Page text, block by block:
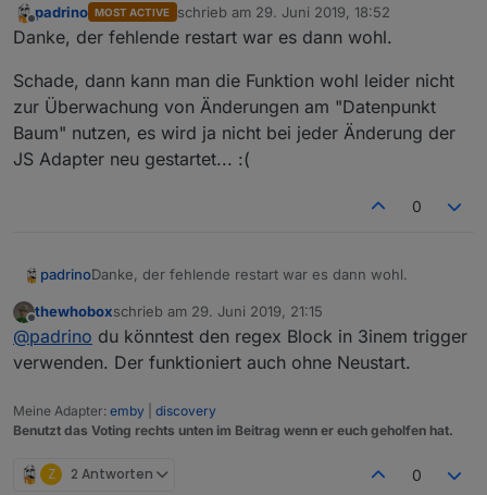
nur
Offline
padrino MOST ACTIVE schrieb am 29. Juni 2019, 18:52
zuletzt editiert von
Danke, der fehlende restart war es dann wohl.
Schade, dann kann man die Funktion wohl leider nicht
zur Überwachung von Änderungen am "Datenpunkt
Baum" nutzen, es wird ja nicht bei jeder Änderung der
JS Adapter neu gestartet... :(
0
padrinoDanke, der fehlende restart war es dann wohl.
Schade, dann kann man die Funktion wohl leider nicht
zur Überwachung von Änderungen am "Datenpunkt
Baum" nutzen, es wird ja nicht bei jeder Änderung der
Offline
thewhoboxschrieb am 29. Juni 2019, 21:15
zuletzt editiert von
@padrino du könntest den regex Block in 3inem trigger
verwenden. Der funktioniert auch ohne Neustart.
Meine Adapter: emby
discovery
Benutzt das Voting rechts unten im Beitrag wenn er euch geholfen hat.
Z 2 Antworten 0